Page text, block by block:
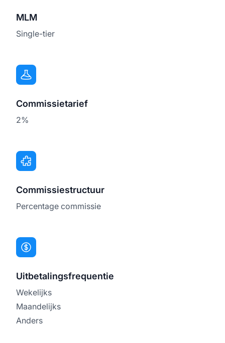
MLM
Single-tier
Commissietarief
2%
Commissiestructuur
Percentage commissie
Uitbetalingsfrequentie
Wekelijks
Maandelijks
Anders